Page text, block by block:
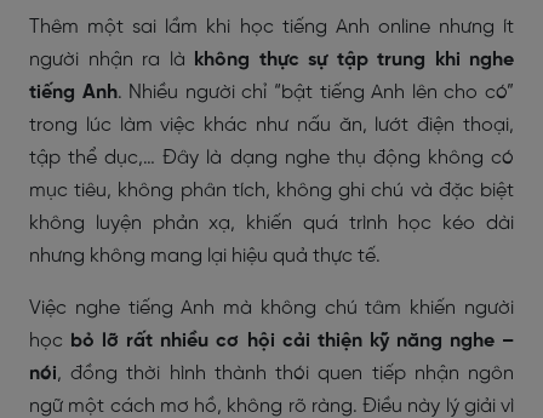
Thêm một sai lầm khi học tiếng Anh online nhưng ít
người nhận ra là
không thực sự tập trung khi nghe
tiếng Anh. Nhiều người chỉ “bật tiếng Anh lên cho có”
trong lúc làm việc khác như nấu ăn, lướt điện thoại,
tập thể dục,… Đây là dạng nghe thụ động không có
mục tiêu, không phân tích, không ghi chú và đặc biệt
không luyện phản xạ, khiến quá trình học kéo dài
nhưng không mang lại hiệu quả thực tế.
Việc nghe tiếng Anh mà không chú tâm khiến người
học bỏ lỡ rất nhiều cơ hội cải thiện kỹ năng nghe –
nói, đồng thời hình thành thói quen tiếp nhận ngôn
ngữ một cách mơ hồ, không rõ ràng. Điều này lý giải vì